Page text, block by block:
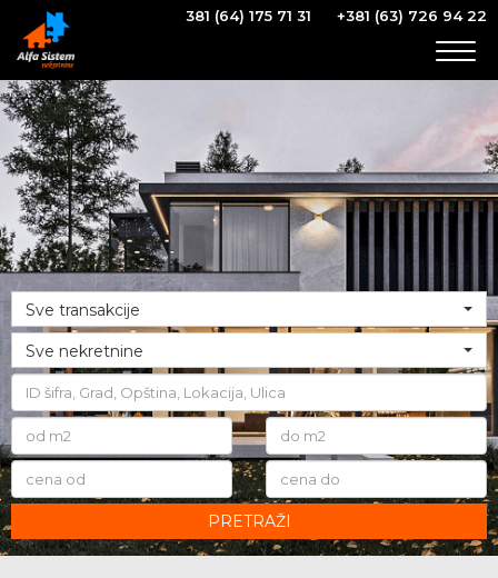
381 (64) 175 71 31 +381 (63) 726 94 22
Sve transakcije
Sve nekretnine
PRETRAŽI